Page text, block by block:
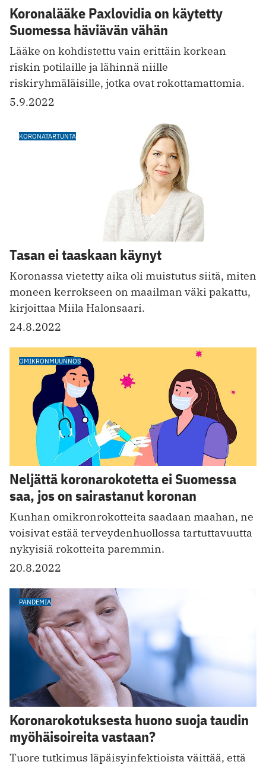
Koronalääke Paxlovidia on käytetty
Suomessa häviävän vähän
Lääke on kohdistettu vain erittäin korkean
riskin potilaille ja lähinnä niille
riskiryhmäläisille, jotka ovat rokottamattomia.
5.9.2022
KORONATARTUNTA
Tasan ei taaskaan käynyt
Koronassa vietetty aika oli muistutus siitä, miten
moneen kerrokseen on maailman väki pakattu,
kirjoittaa Miila Halonsaari.
24.8.2022
OMIKRONMUUNNOS
Neljättä koronarokotetta ei Suomessa
saa, jos on sairastanut koronan
Kunhan omikronrokotteita saadaan maahan, ne
voisivat estää terveydenhuollossa tartuttavuutta
nykyisiä rokotteita paremmin.
20.8.2022
PANDEMIA
Koronarokotuksesta huono suoja taudin
myöhäisoireita vastaan?
Tuore tutkimus läpäisyinfektioista väittää, että